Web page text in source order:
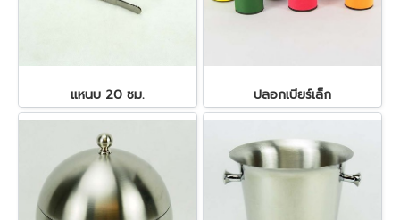
แหนบ 20 ซม. ปลอกเบียร์เล็ก